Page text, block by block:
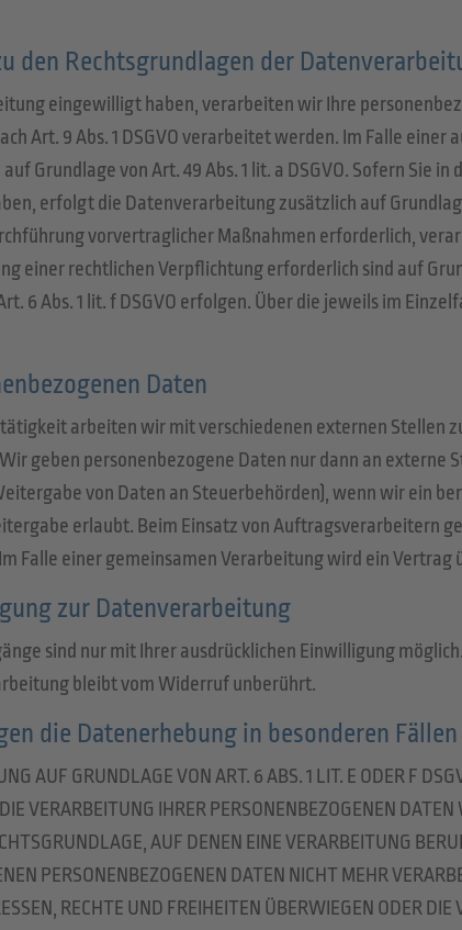
den Rechtsgrundlagen der
eingewilligt haben, verarbeiten wir Ihre
Art. 9 Abs. 1 DSGVO verarbeitet werden. Im Falle
Grundlage von Art. 49 Abs. 1 lit. a DSGVO. Sofern Sie
erfolgt die Datenverarbeitung zusätzlich auf
vorvertraglicher Maßnahmen erforderlich,
einer rechtlichen Verpflichtung erforderlich sind auf
6 Abs. 1 lit. f DSGVO erfolgen. Über die jeweils im
Daten
arbeiten wir mit verschiedenen externen
geben personenbezogene Daten nur dann an
von Daten an Steuerbehörden), wenn wir ein
erlaubt. Beim Einsatz von Auftragsverarbeitern
Falle einer gemeinsamen Verarbeitung wird ein Vertrag
zur Datenverarbeitung
sind nur mit Ihrer ausdrücklichen Einwilligung
bleibt vom Widerruf unberührt.
die Datenerhebung in besonderen
AUF GRUNDLAGE VON ART. 6 ABS. 1 LIT. E ODER F
VERARBEITUNG IHRER PERSONENBEZOGENEN
AUF DENEN EINE VERARBEITUNG
PERSONENBEZOGENEN DATEN NICHT MEHR
RECHTE UND FREIHEITEN ÜBERWIEGEN ODER